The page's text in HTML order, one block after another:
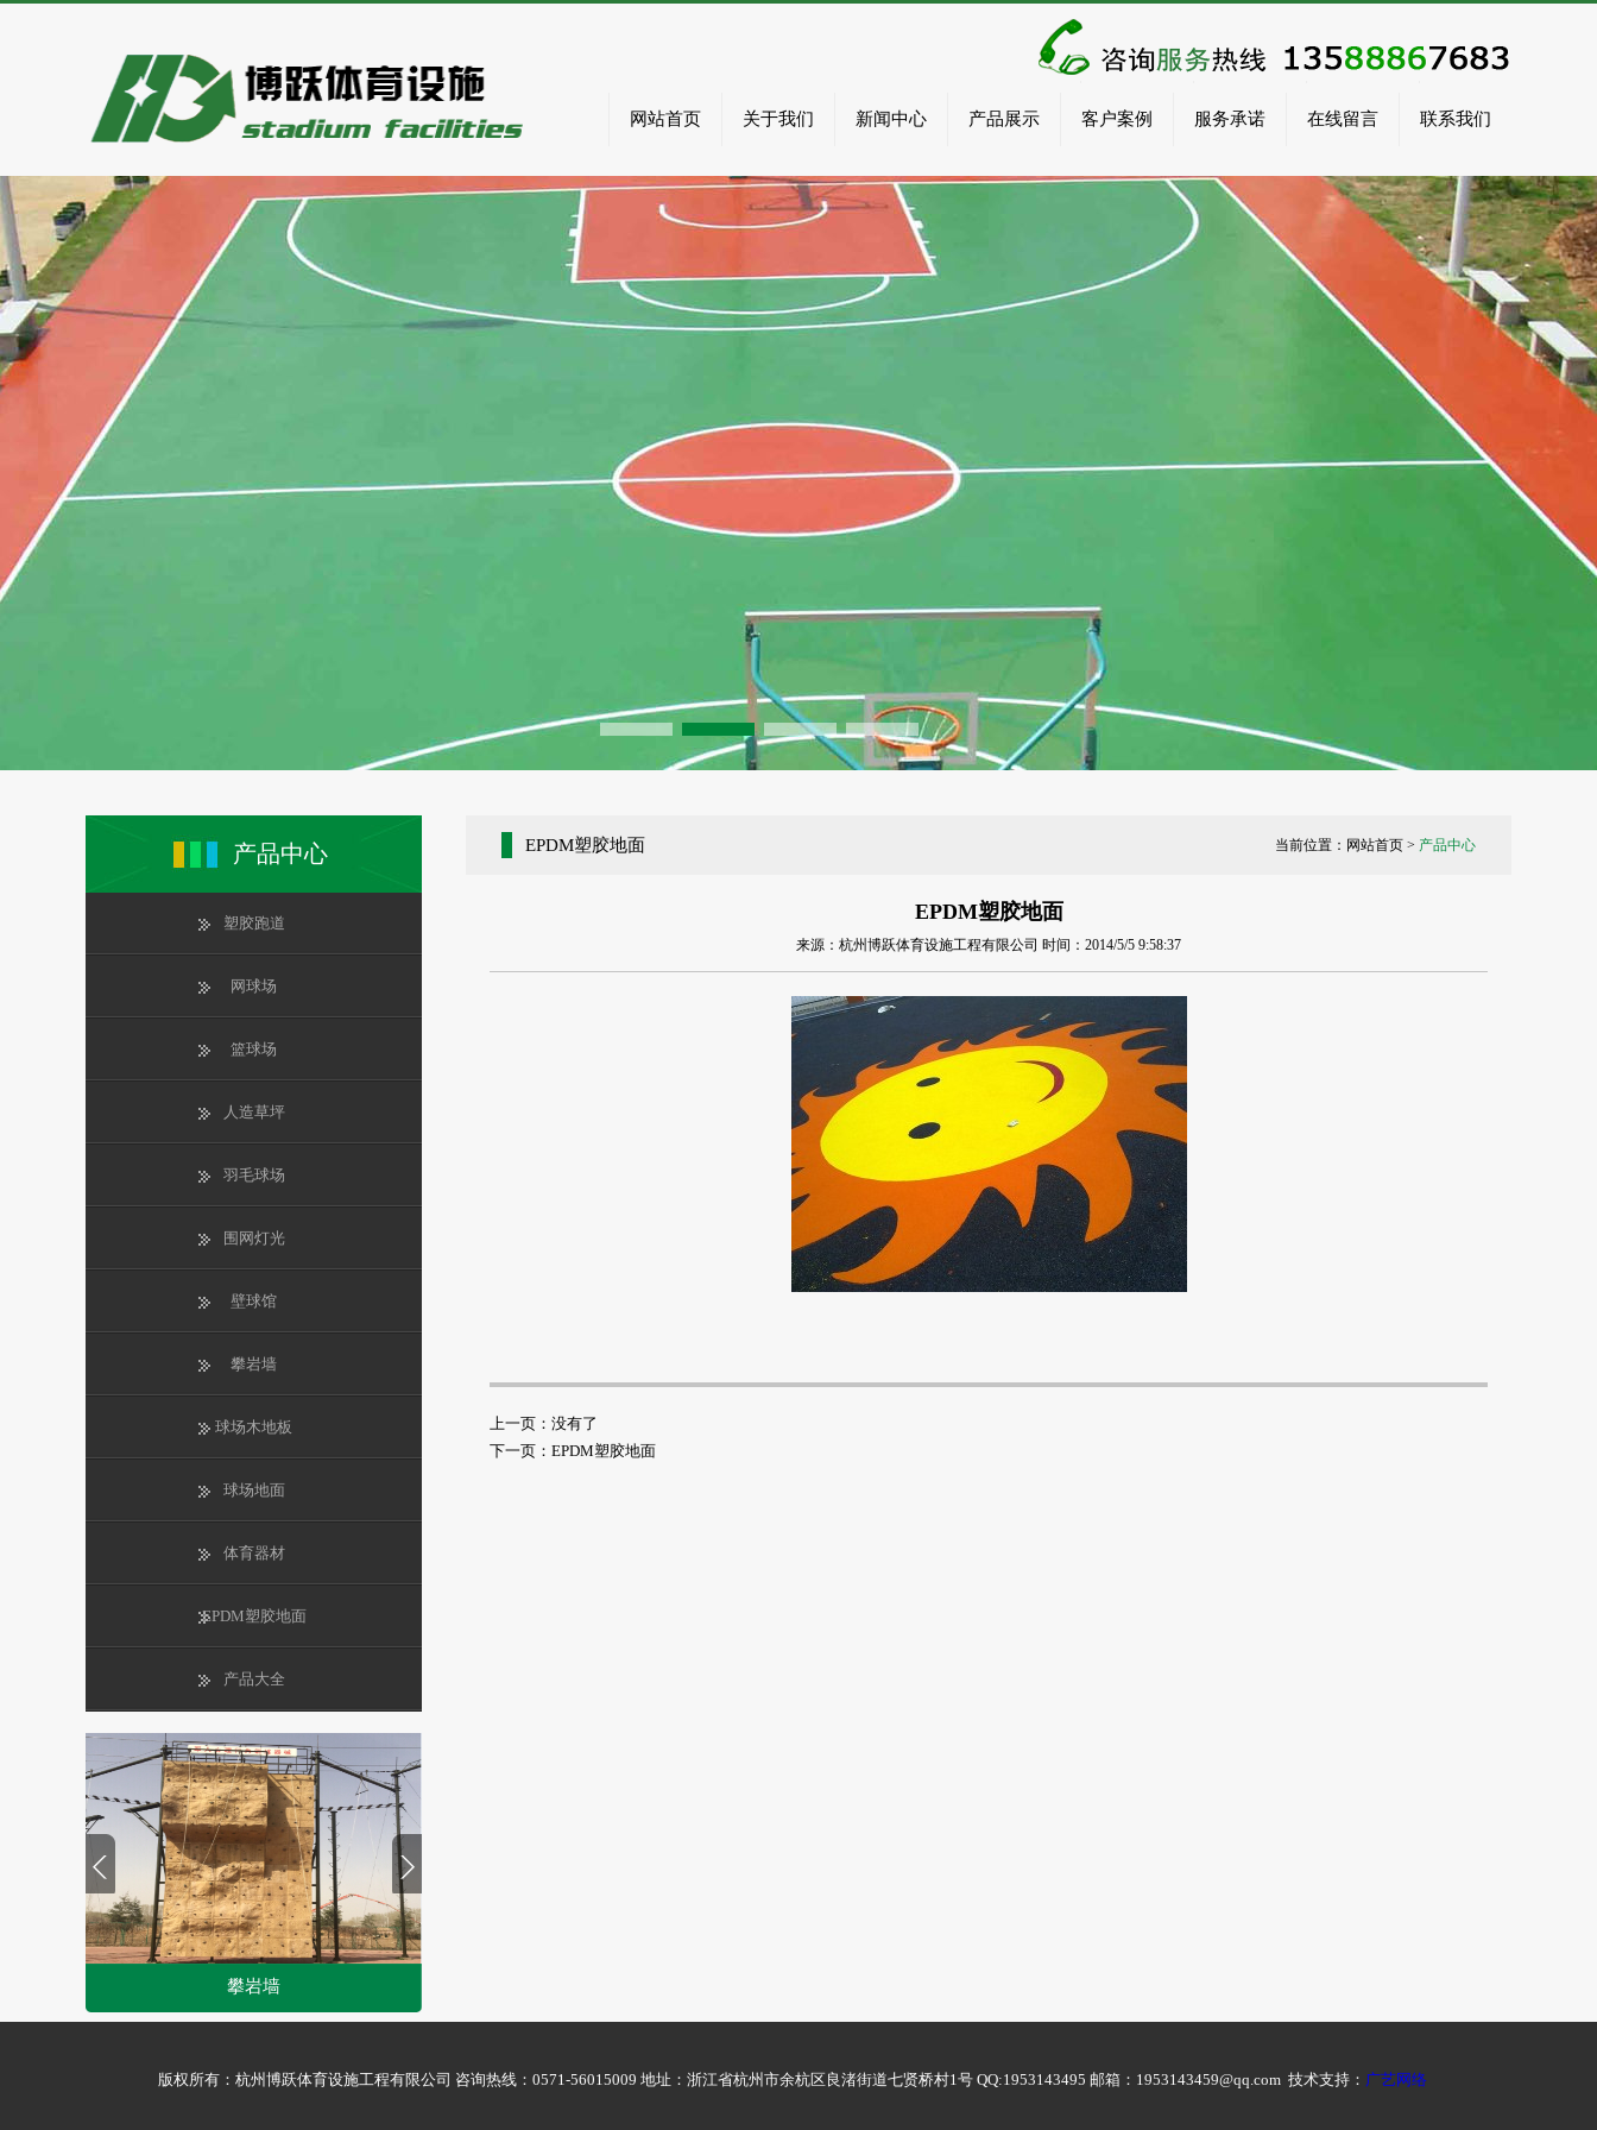
网站首页 关于我们 新闻中心 产品展示 客户案例 服务承诺 在线留言 联系我们
产品中心
塑胶跑道
网球场
篮球场
人造草坪
羽毛球场
围网灯光
壁球馆
攀岩墙
球场木地板
球场地面
体育器材
EPDM塑胶地面
产品大全
攀岩墙
1
EPDM塑胶地面 当前位置： 网站首页 > 产品中心
EPDM塑胶地面
来源：杭州博跃体育设施工程有限公司 时间：2014/5/5 9:58:37
上一页：没有了
下一页： EPDM塑胶地面
版权所有：杭州博跃体育设施工程有限公司 咨询热线：0571-56015009 地址：浙江省杭州市余杭区良渚街道七贤桥村1号 QQ:1953143495 邮箱：1953143459@qq.com 技术支持： 广艺网络